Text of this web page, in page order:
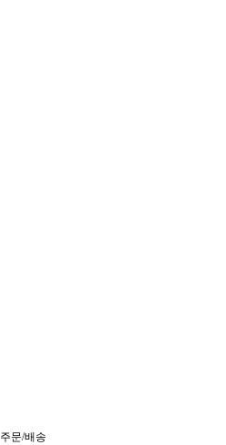
주문/배송